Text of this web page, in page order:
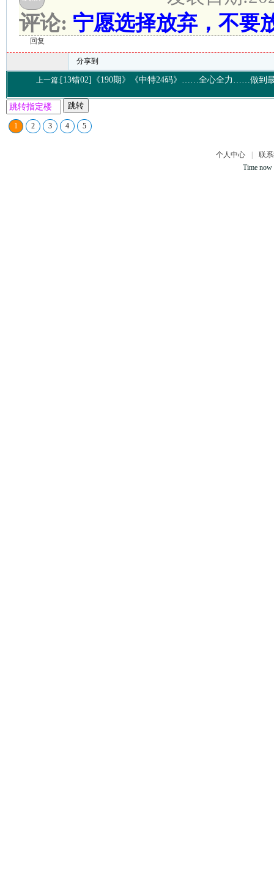
评论: 宁愿选择放弃，不要
回复
分享到
上一篇:[13错02]《190期》《中特24码》……全心全力……做到
跳转
1 2 3 4 5
个人中心 |
联
Time now